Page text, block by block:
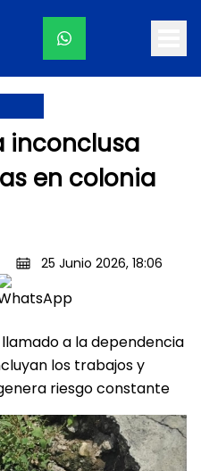
inconclusa
en colonia
25 Junio 2026, 18:06
a la dependencia
los trabajos y
riesgo constante